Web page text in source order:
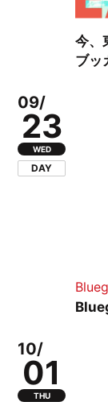
今、
ブッ
09/
23
WED
DAY
10/
01
THU